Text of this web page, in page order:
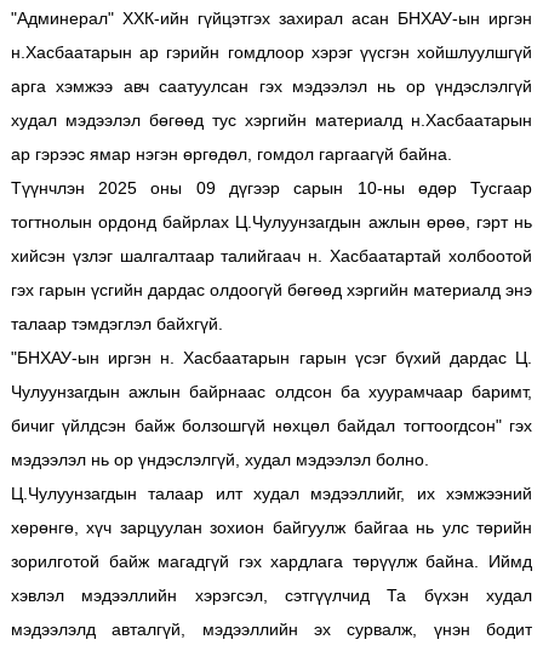
"Админерал" ХХК-ийн гүйцэтгэх захирал асан БНХАУ-ын иргэн
н.Хасбаатарын ар гэрийн гомдлоор хэрэг үүсгэн хойшлуулшгүй
арга хэмжээ авч саатуулсан гэх мэдээлэл нь ор үндэслэлгүй
худал мэдээлэл бөгөөд тус хэргийн материалд н.Хасбаатарын
ар гэрээс ямар нэгэн өргөдөл, гомдол гаргаагүй байна.
Түүнчлэн 2025 оны 09 дүгээр сарын 10-ны өдөр Тусгаар
тогтнолын ордонд байрлах Ц.Чулуунзагдын ажлын өрөө, гэрт нь
хийсэн үзлэг шалгалтаар талийгаач н. Хасбаатартай холбоотой
гэх гарын үсгийн дардас олдоогүй бөгөөд хэргийн материалд энэ
талаар тэмдэглэл байхгүй.
"БНХАУ-ын иргэн н. Хасбаатарын гарын үсэг бүхий дардас Ц.
Чулуунзагдын ажлын байрнаас олдсон ба хуурамчаар баримт,
бичиг үйлдсэн байж болзошгүй нөхцөл байдал тогтоогдсон" гэх
мэдээлэл нь ор үндэслэлгүй, худал мэдээлэл болно.
Ц.Чулуунзагдын талаар илт худал мэдээллийг, их хэмжээний
хөрөнгө, хүч зарцуулан зохион байгуулж байгаа нь улс төрийн
зорилготой байж магадгүй гэх хардлага төрүүлж байна. Иймд
хэвлэл мэдээллийн хэрэгсэл, сэтгүүлчид Та бүхэн худал
мэдээлэлд авталгүй, мэдээллийн эх сурвалж, үнэн бодит